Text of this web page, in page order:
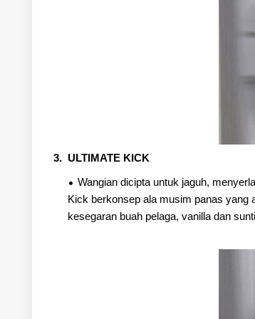
3. ULTIMATE KICK
Wangian dicipta untuk jaguh,
Kick berkonsep ala musim panas yang
kesegaran buah pelaga, vanilla dan